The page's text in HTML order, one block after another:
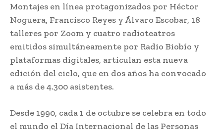
Montajes en línea protagonizados por Héctor
Noguera, Francisco Reyes y Álvaro Escobar, 18
talleres por Zoom y cuatro radioteatros
emitidos simultáneamente por Radio Biobío y
plataformas digitales, articulan esta nueva
edición del ciclo, que en dos años ha convocado
a más de 4.300 asistentes.
Desde 1990, cada 1 de octubre se celebra en todo
el mundo el Día Internacional de las Personas